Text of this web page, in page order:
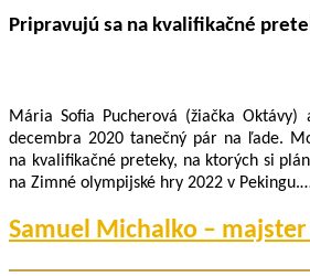
Pripravujú sa na kvalifikačné
Mária Sofia Pucherová (žiačka
decembra 2020 tanečný pár na ľade.
na kvalifikačné preteky, na ktorých si
na Zimné olympijské hry 2022 v
Samuel Michalko – majster